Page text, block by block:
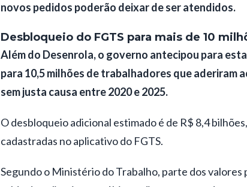
novos pedidos poderão deixar de ser atendidos.
Desbloqueio do FGTS para mais de 10
Além do Desenrola, o governo antecipou para
para 10,5 milhões de trabalhadores que aderiram
sem justa causa entre 2020 e 2025.
O desbloqueio adicional estimado é de R$ 8,4
cadastradas no aplicativo do FGTS.
Segundo o Ministério do Trabalho, parte dos